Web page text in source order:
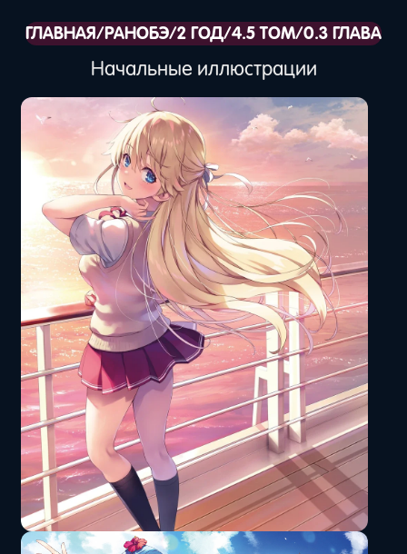
ГЛАВНАЯ/РАНОБЭ/2 ГОД/4.5 ТОМ/0.3 ГЛАВА
Начальные иллюстрации